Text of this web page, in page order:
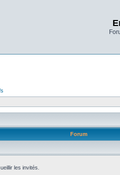
Forum
les invités.